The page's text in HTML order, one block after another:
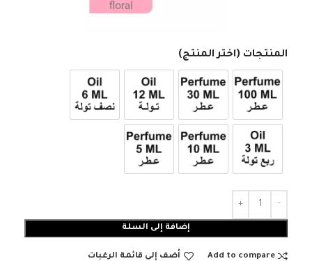
المنتجات (اختر المنتج)
عطر 100ml عطر 30ml 12ml زيت تولة 6ml زيت نصف تولة
3ml زيت ربع تولة عطر 10ml عطر 5ml
إضافة إلى السلة
Add to compare أضف إلى قائمة الرغبات